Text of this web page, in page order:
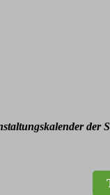
der